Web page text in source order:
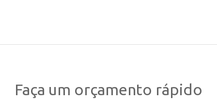
Faça um orçamento rápido